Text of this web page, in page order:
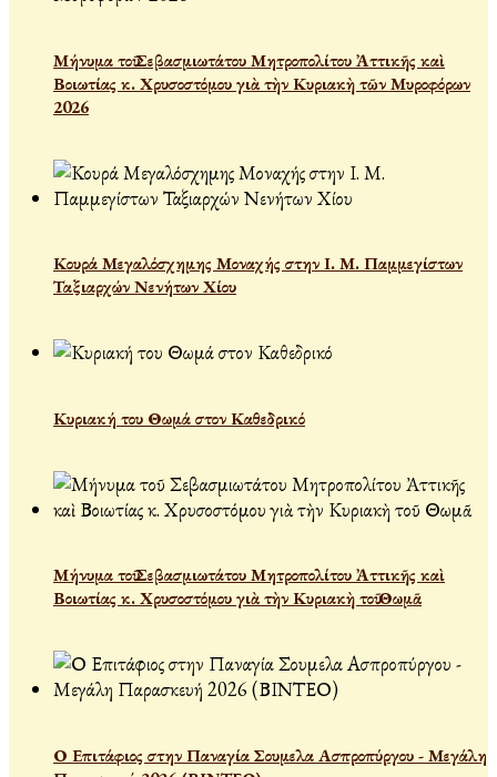
Μήνυμα τοῦ Σεβασμιωτάτου Μητροπολίτου Ἀττικῆς καὶ
Βοιωτίας κ. Χρυσοστόμου γιὰ τὴν Κυριακὴ τῶν Μυροφόρων
2026
Κουρά Μεγαλόσχημης Μοναχής στην Ι. Μ. Παμμεγίστων
Ταξιαρχών Νενήτων Χίου
Κυριακή του Θωμά στον Καθεδρικό
Μήνυμα τοῦ Σεβασμιωτάτου Μητροπολίτου Ἀττικῆς καὶ
Βοιωτίας κ. Χρυσοστόμου γιὰ τὴν Κυριακὴ τοῦ Θωμᾶ
Ο Επιτάφιος στην Παναγία Σουμελα Ασπροπύργου - Μεγάλη